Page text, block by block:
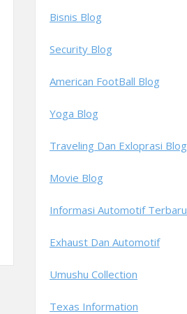
Bisnis Blog
Security Blog
American FootBall Blog
Yoga Blog
Traveling Dan Exloprasi Blog
Movie Blog
Informasi Automotif Terbaru
Exhaust Dan Automotif
Umushu Collection
Texas Information